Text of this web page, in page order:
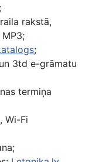
rakstā,
;
3td e-grāmatu
termiņa
Wi-Fi